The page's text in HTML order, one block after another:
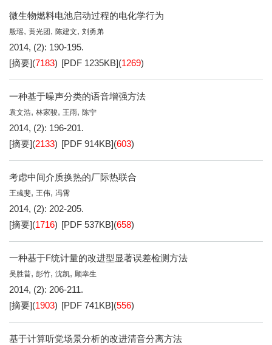
微生物燃料电池启动过程的电化学行为
殷瑶, 黄光团 , 陈建文, 刘勇弟
2014, (2): 190-195.
[摘要](7183) [PDF 1235KB](1269)
一种基于噪声分类的语音增强方法
袁文浩, 林家骏, 王雨, 陈宁
2014, (2): 196-201.
[摘要](2133) [PDF 914KB](603)
考虑中间介质换热的厂际热联合
王彧斐, 王伟, 冯霄
2014, (2): 202-205.
[摘要](1716) [PDF 537KB](658)
一种基于F统计量的改进型显著误差检测方法
吴胜昔, 彭竹, 沈凯, 顾幸生
2014, (2): 206-211.
[摘要](1903) [PDF 741KB](556)
基于计算听觉场景分析的改进清音分离方法